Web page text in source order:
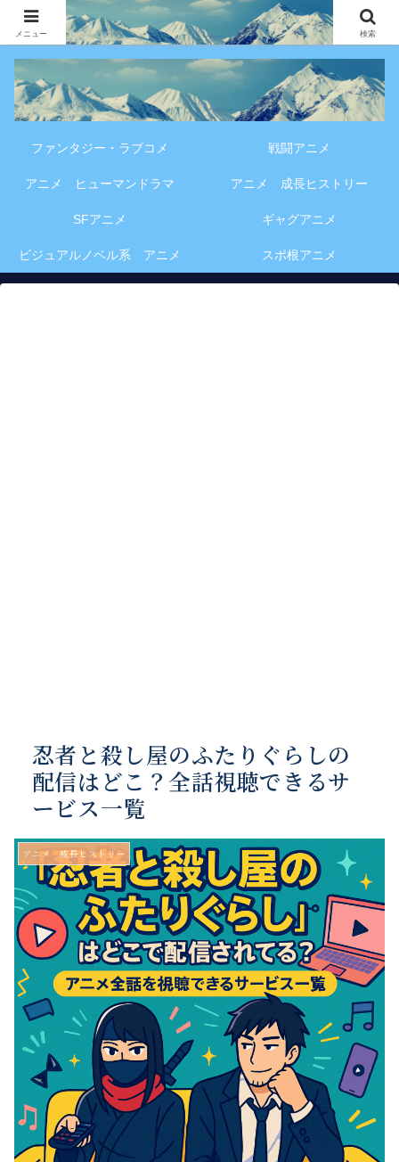
アニメ・漫画・VOD作品の見どころ、配信情報、登場人物や物語の考察を、作
品別・ジャンル別に分かりやすく紹介する専門ブログです。
ファンタジー・ラブコメ 戦闘アニメ
アニメ ヒューマンドラマ アニメ 成長ヒストリー
SFアニメ ギャグアニメ
ビジュアルノベル系 アニメ スポ根アニメ
忍者と殺し屋のふたりぐらしの
配信はどこ？全話視聴できるサ
ービス一覧
アニメ 成長ヒストリー
メニュー 検索